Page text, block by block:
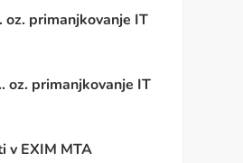
oz. primanjkovanje IT
oz. primanjkovanje IT
v EXIM MTA